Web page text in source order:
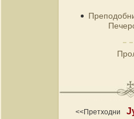
<<Претходни